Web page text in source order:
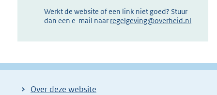
Werkt de website of een link niet goed? Stuur
dan een e-mail naar regelgeving@overheid.nl
Over deze website